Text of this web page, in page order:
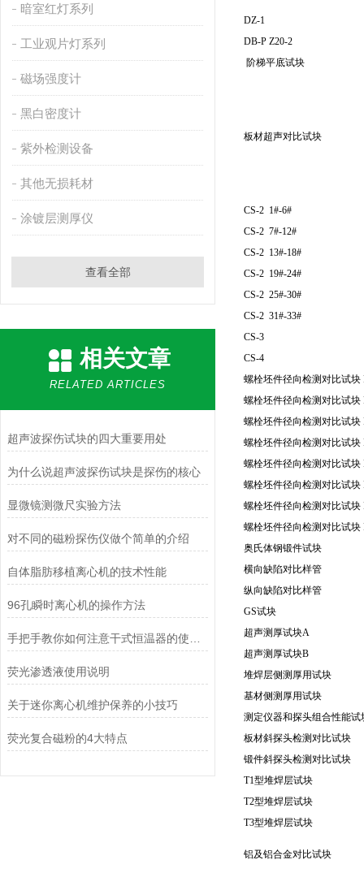
暗室红灯系列
工业观片灯系列
磁场强度计
黑白密度计
紫外检测设备
其他无损耗材
涂镀层测厚仪
查看全部
相关文章
RELATED ARTICLES
超声波探伤试块的四大重要用处
为什么说超声波探伤试块是探伤的核心
显微镜测微尺实验方法
对不同的磁粉探伤仪做个简单的介绍
自体脂肪移植离心机的技术性能
96孔瞬时离心机的操作方法
荧光渗透液使用说明
关于迷你离心机维护保养的小技巧
荧光复合磁粉的4大特点
DZ-1
DB-P Z20-2
阶梯平底试块
板材超声对比试块
CS-2 1#-6#
CS-2 7#-12#
CS-2 13#-18#
CS-2 19#-24#
CS-2 25#-30#
CS-2 31#-33#
CS-3
CS-4
螺栓坯件径向检测对比试块
螺栓坯件径向检测对比试块
螺栓坯件径向检测对比试块
螺栓坯件径向检测对比试块
螺栓坯件径向检测对比试块
螺栓坯件径向检测对比试块
螺栓坯件径向检测对比试块
螺栓坯件径向检测对比试块
奥氏体钢锻件试块
横向缺陷对比样管
纵向缺陷对比样管
GS试块
超声测厚试块A
超声测厚试块B
堆焊层侧测厚用试块
基材侧测厚用试块
测定仪器和探头组合性能试
板材斜探头检测对比试块
锻件斜探头检测对比试块
T1型堆焊层试块
T2型堆焊层试块
T3型堆焊层试块
铝及铝合金对比试块